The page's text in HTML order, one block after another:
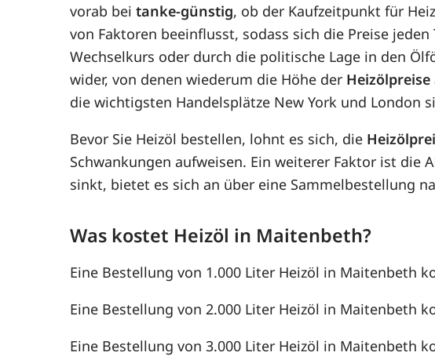
vorab beitanke-günstig, ob der Kaufzeitpunkt für
von Faktoren beeinflusst, sodass sich die Preise
Wechselkurs oder durch die politische Lage in den
wider, von denen wiederum die Höhe der Heizölpreise
die wichtigsten Handelsplätze New York und London
Bevor Sie Heizöl bestellen, lohnt es sich, die
Schwankungen aufweisen. Ein weiterer Faktor ist die
sinkt, bietet es sich an über eine Sammelbestellung
Was kostet Heizöl in Maitenbeth?
Eine Bestellung von 1.000 Liter Heizöl in Maitenbeth
Eine Bestellung von 2.000 Liter Heizöl in Maitenbeth
Eine Bestellung von 3.000 Liter Heizöl in Maitenbeth